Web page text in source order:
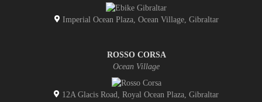
Imperial Ocean Plaza, Ocean Village, Gibraltar
ROSSO CORSA
Ocean Village
12A Glacis Road, Royal Ocean Plaza, Gibraltar